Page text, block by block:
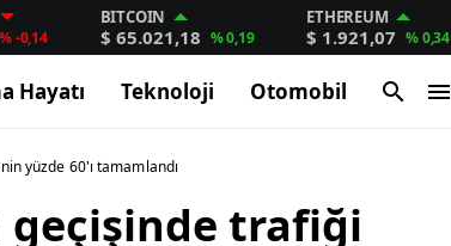
% -0,14
BITCOIN
$ 65.021,18 % 0,19
ETHEREUM
$ 1.921,07 % 0,34
Hayatı Teknoloji Otomobil
yüzde 60'ı tamamlandı
geçişinde trafiği